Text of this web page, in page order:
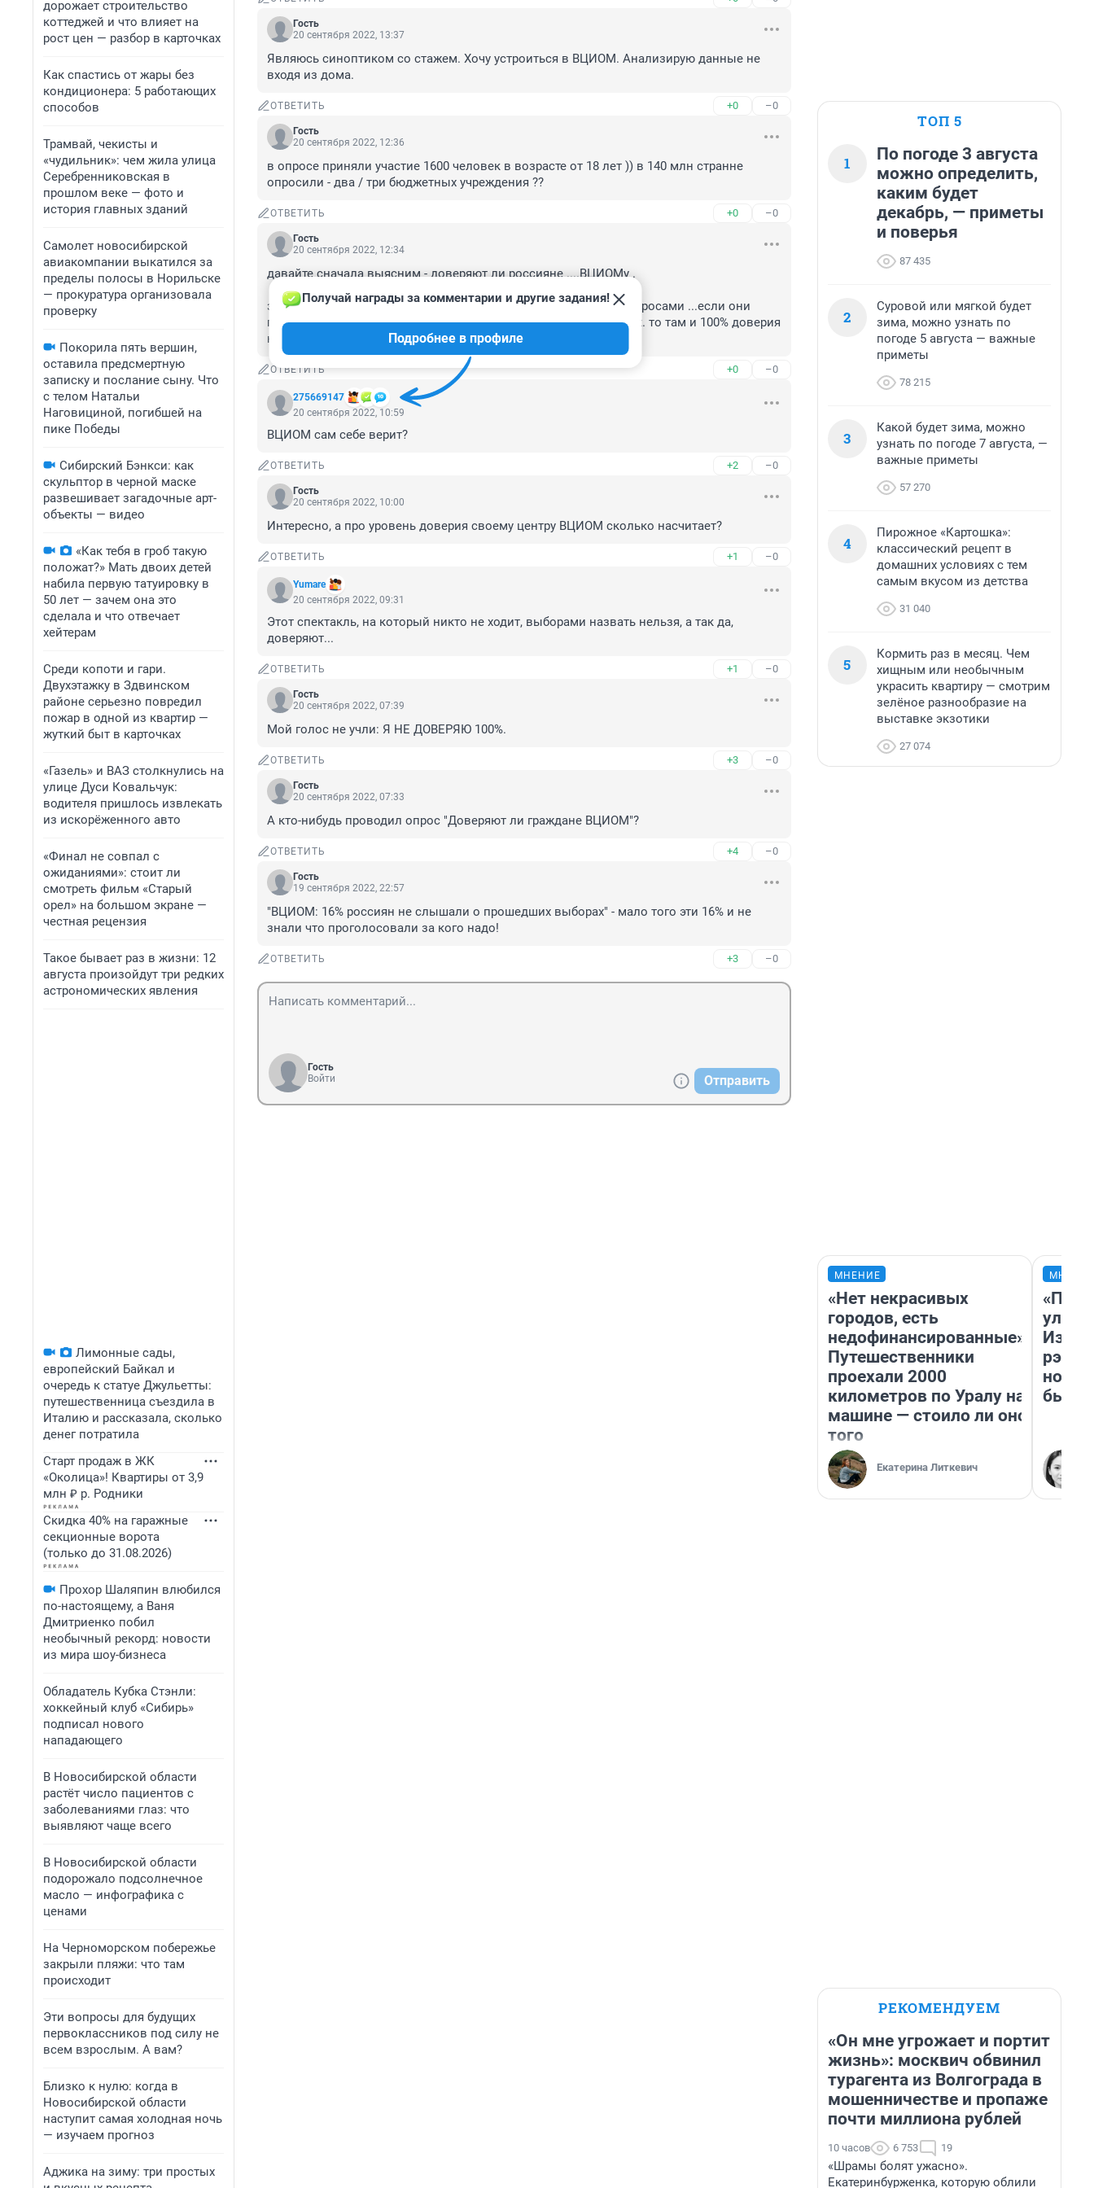
дорожает строительство
коттеджей и что влияет на
рост цен — разбор в карточках
Как спастись от жары без
кондиционера: 5 работающих
способов
Трамвай, чекисты и
«чудильник»: чем жила улица
Серебренниковская в
прошлом веке — фото и
история главных зданий
Самолет новосибирской
авиакомпании выкатился за
пределы полосы в Норильске
— прокуратура организовала
проверку
Покорила пять вершин,
оставила предсмертную
записку и послание сыну. Что
с телом Натальи
Наговициной, погибшей на
пике Победы
Сибирский Бэнкси: как
скульптор в черной маске
развешивает загадочные арт-
объекты — видео
«Как тебя в гроб такую
положат?» Мать двоих детей
набила первую татуировку в
50 лет — зачем она это
сделала и что отвечает
хейтерам
Среди копоти и гари.
Двухэтажку в Здвинском
районе серьезно повредил
пожар в одной из квартир —
жуткий быт в карточках
«Газель» и ВАЗ столкнулись на
улице Дуси Ковальчук:
водителя пришлось извлекать
из искорёженного авто
«Финал не совпал с
ожиданиями»: стоит ли
смотреть фильм «Старый
орел» на большом экране —
честная рецензия
Такое бывает раз в жизни: 12
августа произойдут три редких
астрономических явления
Лимонные сады,
европейский Байкал и
очередь к статуе Джульетты:
путешественница съездила в
Италию и рассказала, сколько
денег потратила
Старт продаж в ЖК
«Околица»! Квартиры от 3,9
млн ₽ р. Родники
Скидка 40% на гаражные
секционные ворота
(только до 31.08.2026)
Прохор Шаляпин влюбился
по-настоящему, а Ваня
Дмитриенко побил
необычный рекорд: новости
из мира шоу-бизнеса
Обладатель Кубка Стэнли:
хоккейный клуб «Сибирь»
подписал нового
нападающего
В Новосибирской области
растёт число пациентов с
заболеваниями глаз: что
выявляют чаще всего
В Новосибирской области
подорожало подсолнечное
масло — инфографика с
ценами
На Черноморском побережье
закрыли пляжи: что там
происходит
Эти вопросы для будущих
первоклассников под силу не
всем взрослым. А вам?
Близко к нулю: когда в
Новосибирской области
наступит самая холодная ночь
— изучаем прогноз
Аджика на зиму: три простых
Гость
20 сентября 2022, 13:37
Являюсь синоптиком со стажем. Хочу устроиться в ВЦИОМ. Анализирую данные не
входя из дома.
ОТВЕТИТЬ +0 –0
Гость
20 сентября 2022, 12:36
в опросе приняли участие 1600 человек в возрасте от 18 лет )) в 140 млн странне
опросили - два / три бюджетных учреждения ??
ОТВЕТИТЬ +0 –0
Гость
20 сентября 2022, 12:34
давайте сначала выясним - доверяют ли россияне ....ВЦИОМу .
за 20 лет жизни мне не поступало ни одного звонка от них с опросами ...если они
проводят опрос 10 000 человек где нибудь в .....воинских частях. то там и 100% доверия
набрать можно))
ОТВЕТИТЬ +0 –0
275669147
Получай награды за комментарии и другие задания!
Подробнее в профиле
20 сентября 2022, 10:59
ВЦИОМ сам себе верит?
ОТВЕТИТЬ +2 –0
Гость
20 сентября 2022, 10:00
Интересно, а про уровень доверия своему центру ВЦИОМ сколько насчитает?
ОТВЕТИТЬ +1 –0
Yumare
20 сентября 2022, 09:31
Этот спектакль, на который никто не ходит, выборами назвать нельзя, а так да,
доверяют...
ОТВЕТИТЬ +1 –0
Гость
20 сентября 2022, 07:39
Мой голос не учли: Я НЕ ДОВЕРЯЮ 100%.
ОТВЕТИТЬ +3 –0
Гость
20 сентября 2022, 07:33
А кто-нибудь проводил опрос "Доверяют ли граждане ВЦИОМ"?
ОТВЕТИТЬ +4 –0
Гость
19 сентября 2022, 22:57
"ВЦИОМ: 16% россиян не слышали о прошедших выборах" - мало того эти 16% и не
знали что проголосовали за кого надо!
ОТВЕТИТЬ +3 –0
Гость
Войти
Отправить
ТОП 5
1
По погоде 3 августа
можно определить,
каким будет
декабрь, — приметы
и поверья
87 435
2
Суровой или мягкой будет
зима, можно узнать по
погоде 5 августа — важные
приметы
78 215
3
Какой будет зима, можно
узнать по погоде 7 августа, —
важные приметы
57 270
4
Пирожное «Картошка»:
классический рецепт в
домашних условиях с тем
самым вкусом из детства
31 040
5
Кормить раз в месяц. Чем
хищным или необычным
украсить квартиру — смотрим
зелёное разнообразие на
выставке экзотики
27 074
МНЕНИЕ
«Нет некрасивых
городов, есть
недофинансированные».
Путешественники
проехали 2000
километров по Уралу на
машине — стоило ли оно
того
Екатерина Литкевич
было
РЕКОМЕНДУЕМ
«Он мне угрожает и портит
жизнь»: москвич обвинил
турагента из Волгограда в
мошенничестве и пропаже
почти миллиона рублей
10 часов 6 753 19
«Шрамы болят ужасно».
Екатеринбурженка, которую облили